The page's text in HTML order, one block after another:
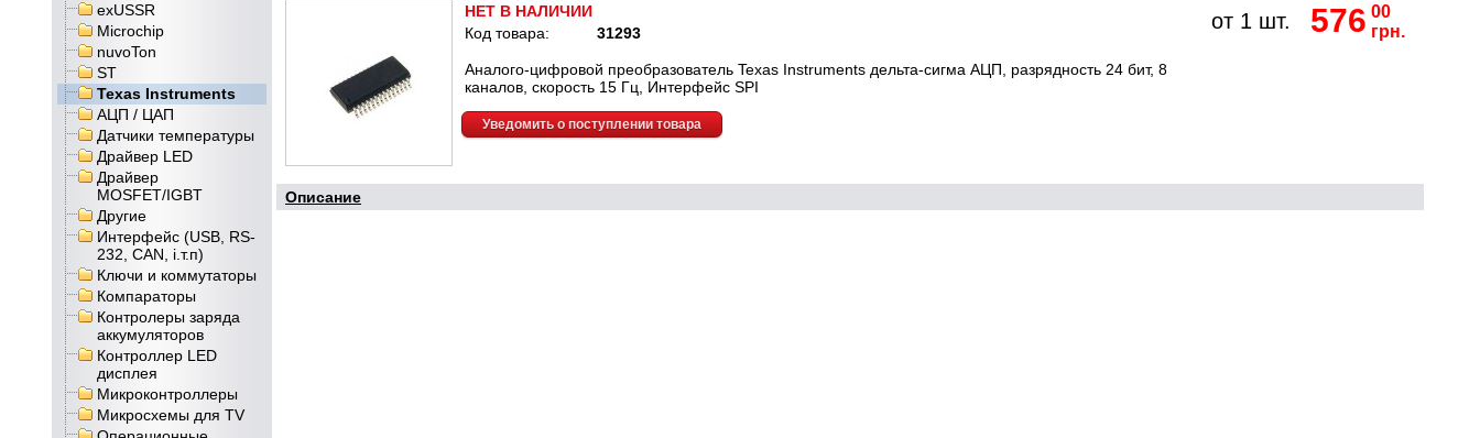
exUSSR
Microchip
nuvoTon
ST
Texas Instruments
АЦП / ЦАП
Датчики температуры
Драйвер LED
Драйвер
MOSFET/IGBT
Другие
Интерфейс (USB, RS-
232, CAN, і.т.п)
Ключи и коммутаторы
Компараторы
Контролеры заряда
аккумуляторов
Контроллер LED
дисплея
Микроконтроллеры
Микросхемы для TV
НЕТ В НАЛИЧИИ
Код товара:
31293
Аналого-цифровой преобразователь Texas Instruments дельта-сигма АЦП, разрядность 24 бит, 8
каналов, скорость 15 Гц, Интерфейс SPI
Уведомить о поступлении товара
от 1 шт. 576 00
грн.
Описание